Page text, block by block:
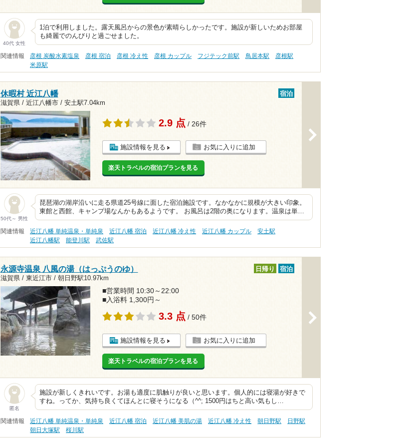
40代 女性
1泊で利用しました。露天風呂からの景色が素晴らしかったです。施設が新しいためお部屋
も綺麗でのんびりと過ごせました。
関連情報 彦根 炭酸水素塩泉 彦根 宿泊 彦根 冷え性 彦根 カップル フジテック前駅 鳥居本駅
彦根駅
米原駅
休暇村 近江八幡
滋賀県 / 近江八幡市 / 安土駅7.04km
宿泊
2.9 点 / 26件
施設情報を見る お気に入りに追加
楽天トラベルの宿泊プランを見る
50代～ 男性
琵琶湖の湖岸沿いに走る県道25号線に面した宿泊施設です。なかなかに規模が大きい印象。
東館と西館、キャンプ場なんかもあるようです。 お風呂は2階の奥になります。温泉は単…
関連情報 近江八幡 単純温泉・単純泉 近江八幡 宿泊 近江八幡 冷え性 近江八幡 カップル
安土駅
近江八幡駅
能登川駅 武佐駅
永源寺温泉 八風の湯（はっぷうのゆ）
滋賀県 / 東近江市 / 朝日野駅10.97km
日帰り 宿泊
■営業時間 10:30～22:00
■入浴料 1,300円～
3.3 点 / 50件
施設情報を見る お気に入りに追加
楽天トラベルの宿泊プランを見る
匿名
施設が新しくきれいです。お湯も適度に肌触りが良いと思います。個人的には寝湯が好きで
すね。ってか、気持ち良くてほんとに寝そうになる（^^; 1500円はちと高い気もし…
関連情報 近江八幡 単純温泉・単純泉 近江八幡 宿泊 近江八幡 美肌の湯 近江八幡 冷え性 朝日野駅
日野駅
朝日大塚駅
桜川駅